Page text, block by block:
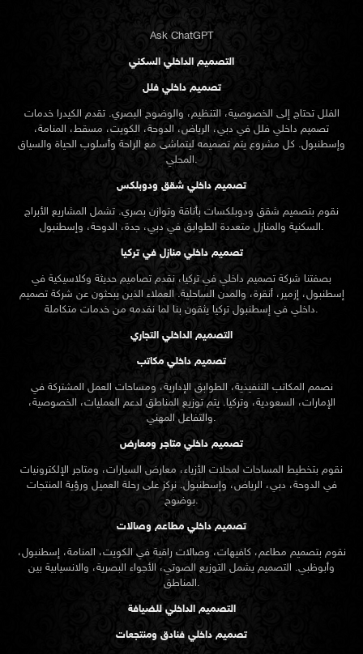
Ask ChatGPT
التصميم الداخلي السكني
تصميم داخلي فلل
الفلل تحتاج إلى الخصوصية، التنظيم، والوضوح البصري. تقدم الكيدرا خدمات
تصميم داخلي فلل في دبي، الرياض، الدوحة، الكويت، مسقط، المنامة،
وإسطنبول. كل مشروع يتم تصميمه ليتماشى مع الراحة وأسلوب الحياة والسياق
المحلي.
تصميم داخلي شقق ودوبلكس
نقوم بتصميم شقق ودوبلكسات بأناقة وتوازن بصري. تشمل المشاريع الأبراج
السكنية والمنازل متعددة الطوابق في دبي، جدة، الدوحة، وإسطنبول.
تصميم داخلي منازل في تركيا
بصفتنا شركة تصميم داخلي في تركيا، نقدم تصاميم حديثة وكلاسيكية في
إسطنبول، إزمير، أنقرة، والمدن الساحلية. العملاء الذين يبحثون عن شركة تصميم
داخلي في إسطنبولتركيا يثقون بنا لما نقدمه من خدمات متكاملة.
التصميم الداخلي التجاري
تصميم داخلي مكاتب
نصمم المكاتب التنفيذية، الطوابق الإدارية، ومساحات العمل المشتركة في
الإمارات، السعودية، وتركيا. يتم توزيع المناطق لدعم العمليات، الخصوصية،
والتفاعل المهني.
تصميم داخلي متاجر ومعارض
نقوم بتخطيط المساحات لمحلات الأزياء، معارض السيارات، ومتاجر الإلكترونيات
في الدوحة، دبي، الرياض، وإسطنبول. نركز على رحلة العميل ورؤية المنتجات
بوضوح.
تصميم داخلي مطاعم وصالات
نقوم بتصميم مطاعم، كافيهات، وصالات راقية في الكويت، المنامة، إسطنبول،
وأبوظبي. التصميم يشمل التوزيع الصوتي، الأجواء البصرية، والانسيابية بين
المناطق.
التصميم الداخلي للضيافة
تصميم داخلي فنادق ومنتجعات